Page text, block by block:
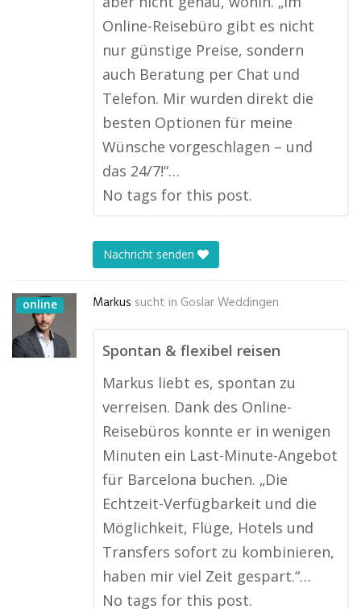
Online-Reisebüro gibt es nicht
nur günstige Preise, sondern
auch Beratung per Chat und
Telefon. Mir wurden direkt die
besten Optionen für meine
Wünsche vorgeschlagen – und
das 24/7!“…
No tags for this post.
Nachricht senden
online Markus sucht in Goslar Weddingen
Spontan & flexibel reisen
Markus liebt es, spontan zu
verreisen. Dank des Online-
Reisebüros konnte er in wenigen
Minuten ein Last-Minute-Angebot
für Barcelona buchen. „Die
Echtzeit-Verfügbarkeit und die
Möglichkeit, Flüge, Hotels und
Transfers sofort zu kombinieren,
haben mir viel Zeit gespart.“…
No tags for this post.